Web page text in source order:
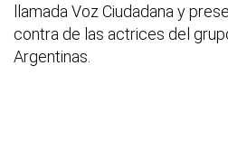
llamada Voz Ciudadana y
contra de las actrices del
Argentinas.